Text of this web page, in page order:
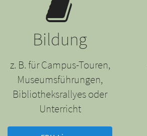
Bildung
z. B. für Campus-Touren,
Museumsführungen,
Bibliotheksrallyes oder
Unterricht